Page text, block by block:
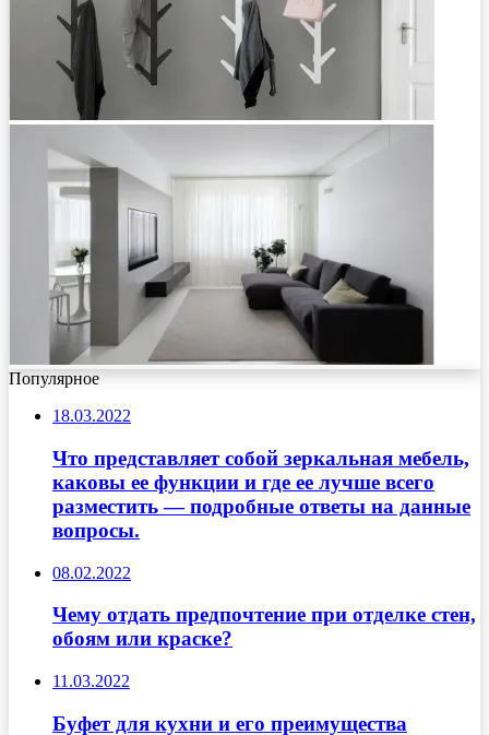
Популярное
18.03.2022
Что представляет собой зеркальная мебель,
каковы ее функции и где ее лучше всего
разместить — подробные ответы на данные
вопросы.
08.02.2022
Чему отдать предпочтение при отделке стен,
обоям или краске?
11.03.2022
Буфет для кухни и его преимущества